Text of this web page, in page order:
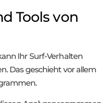
Tools von
Ihr Surf-Verhalten
Das geschieht vor allem